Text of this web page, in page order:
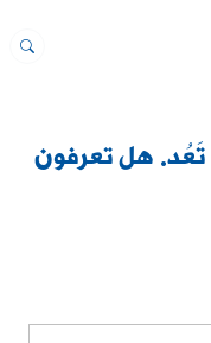
تَعُد. هل تعرفون